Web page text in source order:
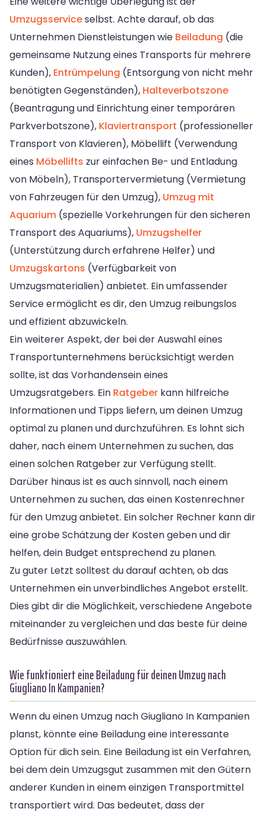
Umzugsserviceselbst. Achte darauf, ob das
Unternehmen Dienstleistungen wie Beiladung (die
gemeinsame Nutzung eines Transports für mehrere
Kunden), Entrümpelung (Entsorgung von nicht mehr
benötigten Gegenständen), Halteverbotszone
(Beantragung und Einrichtung einer temporären
Parkverbotszone), Klaviertransport (professioneller
Transport von Klavieren), Möbellift (Verwendung
eines Möbellifts zur einfachen Be- und Entladung
von Möbeln), Transportervermietung (Vermietung
von Fahrzeugen für den Umzug), Umzug mit
Aquarium (spezielle Vorkehrungen für den sicheren
Transport des Aquariums), Umzugshelfer
(Unterstützung durch erfahrene Helfer) und
Umzugskartons (Verfügbarkeit von
Umzugsmaterialien) anbietet. Ein umfassender
Service ermöglicht es dir, den Umzug reibungslos
und effizient abzuwickeln.
Ein weiterer Aspekt, der bei der Auswahl eines
Transportunternehmens berücksichtigt werden
sollte, ist das Vorhandensein eines
Umzugsratgebers. Ein Ratgeber kann hilfreiche
Informationen und Tipps liefern, um deinen Umzug
optimal zu planen und durchzuführen. Es lohnt sich
daher, nach einem Unternehmen zu suchen, das
einen solchen Ratgeber zur Verfügung stellt.
Darüber hinaus ist es auch sinnvoll, nach einem
Unternehmen zu suchen, das einen Kostenrechner
für den Umzug anbietet. Ein solcher Rechner kann dir
eine grobe Schätzung der Kosten geben und dir
helfen, dein Budget entsprechend zu planen.
Zu guter Letzt solltest du darauf achten, ob das
Unternehmen ein unverbindliches Angebot erstellt.
Dies gibt dir die Möglichkeit, verschiedene Angebote
miteinander zu vergleichen und das beste für deine
Bedürfnisse auszuwählen.
Wie funktioniert eine Beiladung für deinen Umzug nach
Giugliano In Kampanien?
Wenn du einen Umzug nach Giugliano In Kampanien
planst, könnte eine Beiladung eine interessante
Option für dich sein. Eine Beiladung ist ein Verfahren,
bei dem dein Umzugsgut zusammen mit den Gütern
anderer Kunden in einem einzigen Transportmittel
transportiert wird. Das bedeutet, dass der